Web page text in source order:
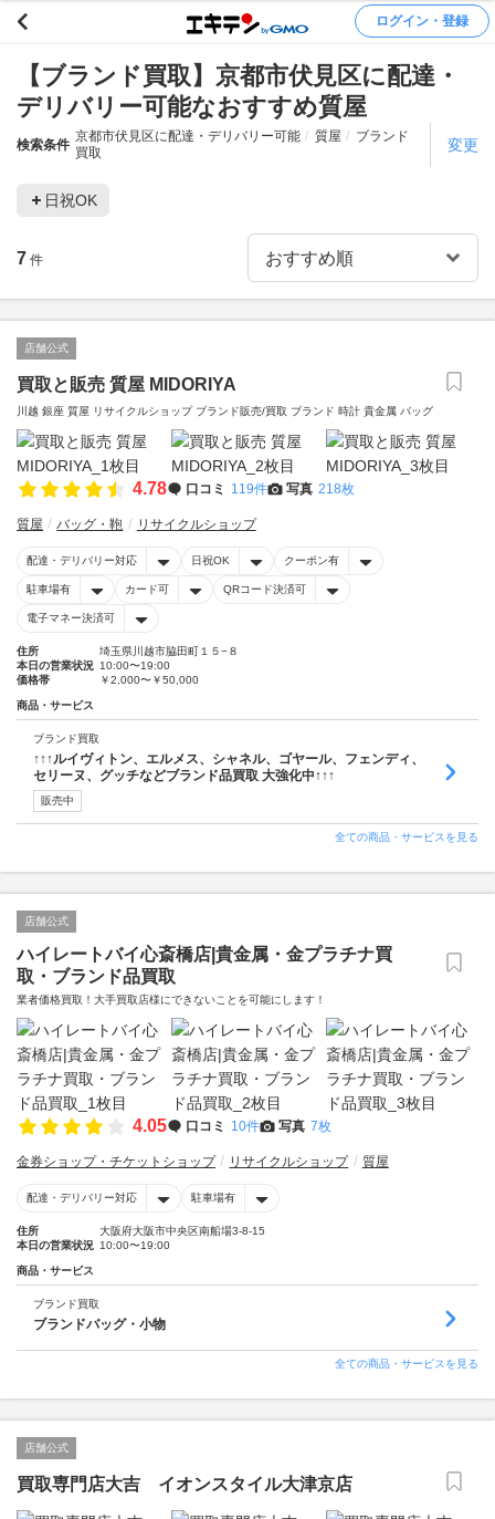
ログイン・登録
【ブランド買取】京都市伏見区に配達・
デリバリー可能なおすすめ質屋
検索条件
京都市伏見区に配達・デリバリー可能 質屋
ブランド
買取
変更
日祝OK
7 件
店舗公式
買取と販売 質屋 MIDORIYA
川越 銀座 質屋 リサイクルショップ ブランド販売/買取 ブランド 時計 貴金属 バッグ
4.78 口コミ 119件 写真 218枚
質屋 バッグ・鞄 リサイクルショップ
配達・デリバリー対応 日祝OK クーポン有
駐車場有 カード可 QRコード決済可
電子マネー決済可
住所
埼玉県川越市脇田町１５−８
本日の営業状況 10:00〜19:00
価格帯
￥2,000〜￥50,000
商品・サービス
ブランド買取
↑↑↑ルイヴィトン、エルメス、シャネル、ゴヤール、フェンディ、
セリーヌ、グッチなどブランド品買取 大強化中↑↑↑
販売中
全ての商品・サービスを見る
店舗公式
ハイレートバイ心斎橋店|貴金属・金プラチナ買
取・ブランド品買取
業者価格買取！大手買取店様にできないことを可能にします！
4.05 口コミ 10件 写真 7枚
金券ショップ・チケットショップ リサイクルショップ 質屋
配達・デリバリー対応 駐車場有
住所
大阪府大阪市中央区南船場3-8-15
本日の営業状況 10:00〜19:00
商品・サービス
ブランド買取
ブランドバッグ・小物
全ての商品・サービスを見る
店舗公式
買取専門店大吉 イオンスタイル大津京店